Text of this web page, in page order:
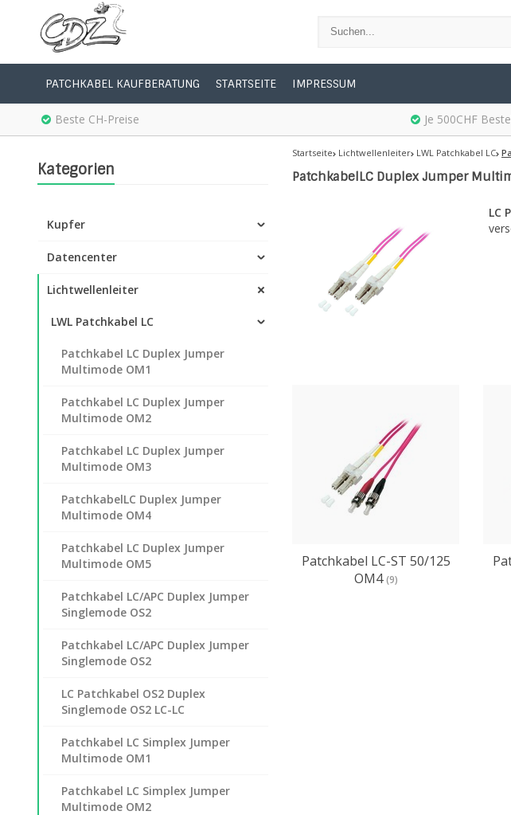
PATCHKABEL KAUFBERATUNG STARTSEITE IMPRESSUM
Beste CH-Preise Je 500CHF
Kategorien
Kupfer
Datencenter
Lichtwellenleiter
LWL Patchkabel LC
Patchkabel LC Duplex Jumper
Multimode OM1
Patchkabel LC Duplex Jumper
Multimode OM2
Patchkabel LC Duplex Jumper
Multimode OM3
PatchkabelLC Duplex Jumper
Multimode OM4
Patchkabel LC Duplex Jumper
Multimode OM5
Patchkabel LC/APC Duplex Jumper
Singlemode OS2
Patchkabel LC/APC Duplex Jumper
Singlemode OS2
LC Patchkabel OS2 Duplex
Singlemode OS2 LC-LC
Patchkabel LC Simplex Jumper
Multimode OM1
Patchkabel LC Simplex Jumper
Multimode OM2
Startseite Lichtwellenleiter LWL Patchkabel LC
PatchkabelLC Duplex Jumper
LC
Patchkabel LC-ST 50/125
OM4(9)